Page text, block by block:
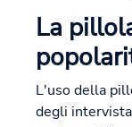
La
L'uso della
degli